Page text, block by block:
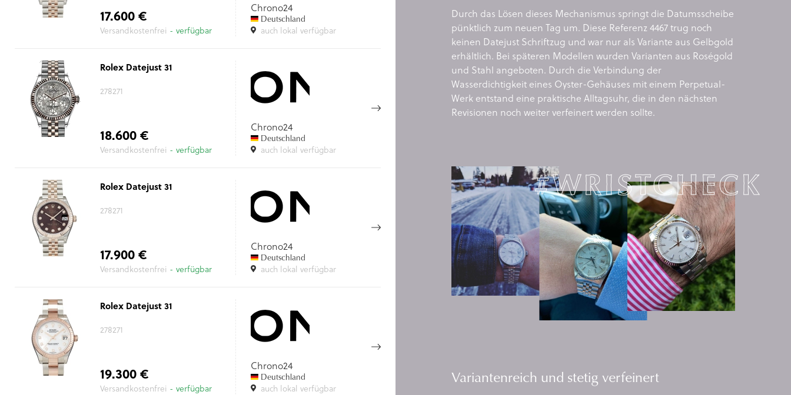
Durch das Lösen dieses Mechanismus springt die Datumsscheibe
pünktlich zum neuen Tag um. Diese Referenz 4467 trug noch
keinen Datejust Schriftzug und war nur als Variante aus Gelbgold
erhältlich. Bei späteren Modellen wurden Varianten aus Roségold
und Stahl angeboten. Durch die Verbindung der
Wasserdichtigkeit eines Oyster-Gehäuses mit einem Perpetual-
Werk entstand eine praktische Alltagsuhr, die in den nächsten
Revisionen noch weiter verfeinert werden sollte.
#WRISTCHECK
Variantenreich und stetig verfeinert
17.600 €
Versandkostenfrei - verfügbar
Chrono24
Deutschland
auch lokal verfügbar
Rolex Datejust 31
278271
18.600 €
Versandkostenfrei - verfügbar
Chrono24
Deutschland
auch lokal verfügbar
Rolex Datejust 31
278271
17.900 €
Versandkostenfrei - verfügbar
Chrono24
Deutschland
auch lokal verfügbar
Rolex Datejust 31
278271
19.300 €
Versandkostenfrei - verfügbar
Chrono24
Deutschland
auch lokal verfügbar